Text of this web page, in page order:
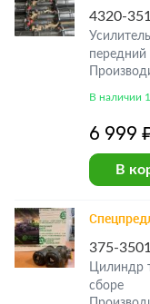
4320-
В наличии
6 999
В
375-
Цилиндр
сборе